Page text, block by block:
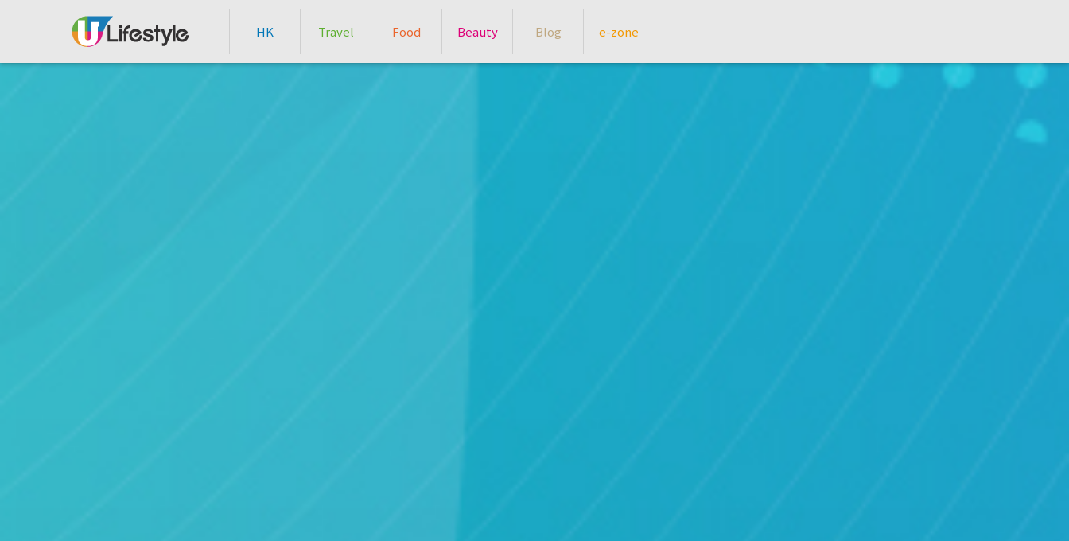
HK Travel Food Beauty Blog e-zone